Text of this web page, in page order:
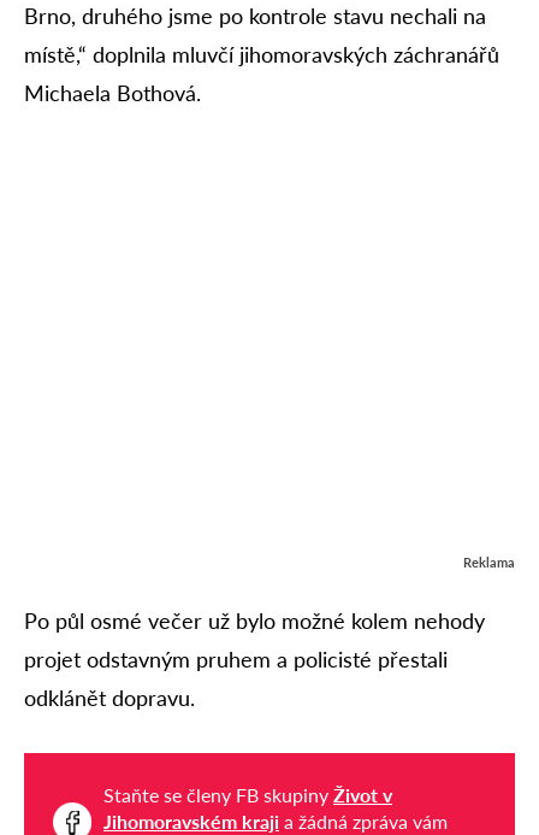
Brno, druhého jsme po kontrole stavu nechali na
místě,“ doplnila mluvčí jihomoravských záchranářů
Michaela Bothová.
Reklama
Po půl osmé večer už bylo možné kolem nehody
projet odstavným pruhem a policisté přestali
odklánět dopravu.
Staňte se členy FB skupiny Život v
Jihomoravském kraji a žádná zpráva vám